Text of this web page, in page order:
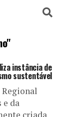
instância de
sustentável
e da